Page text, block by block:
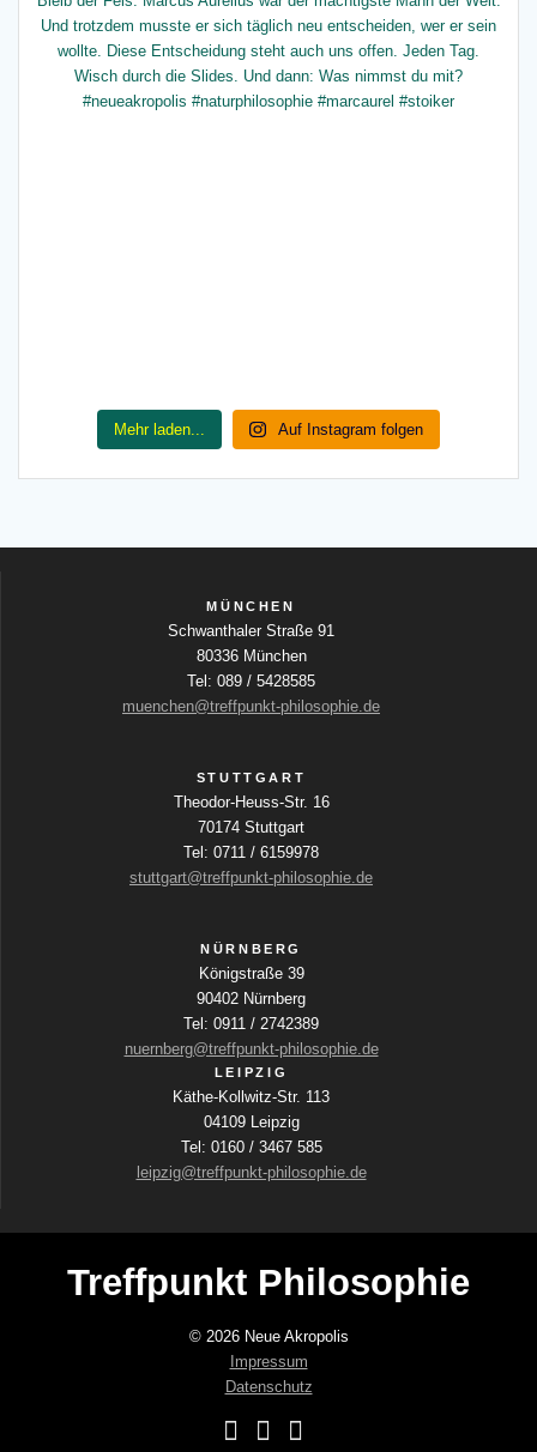
Mehr laden... Auf Instagram folgen
MÜNCHEN
Schwanthaler Straße 91
80336 München
Tel: 089 / 5428585
muenchen@treffpunkt-philosophie.de
STUTTGART
Theodor-Heuss-Str. 16
70174 Stuttgart
Tel: 0711 / 6159978
stuttgart@treffpunkt-philosophie.de
NÜRNBERG
Königstraße 39
90402 Nürnberg
Tel: 0911 / 2742389
nuernberg@treffpunkt-philosophie.de
LEIPZIG
Käthe-Kollwitz-Str. 113
04109 Leipzig
Tel: 0160 / 3467 585
leipzig@treffpunkt-philosophie.de
Treffpunkt Philosophie
© 2026 Neue Akropolis
Impressum
Datenschutz